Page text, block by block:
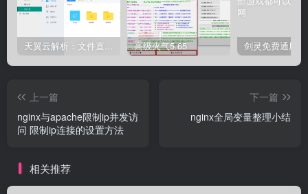
天翼云解析：文件直链获取源码 高级火气5.65
上一篇
nginx与apache限制ip并发访
问 限制ip连接的设置方法
下一篇
nginx全局变量整理小结
相关推荐